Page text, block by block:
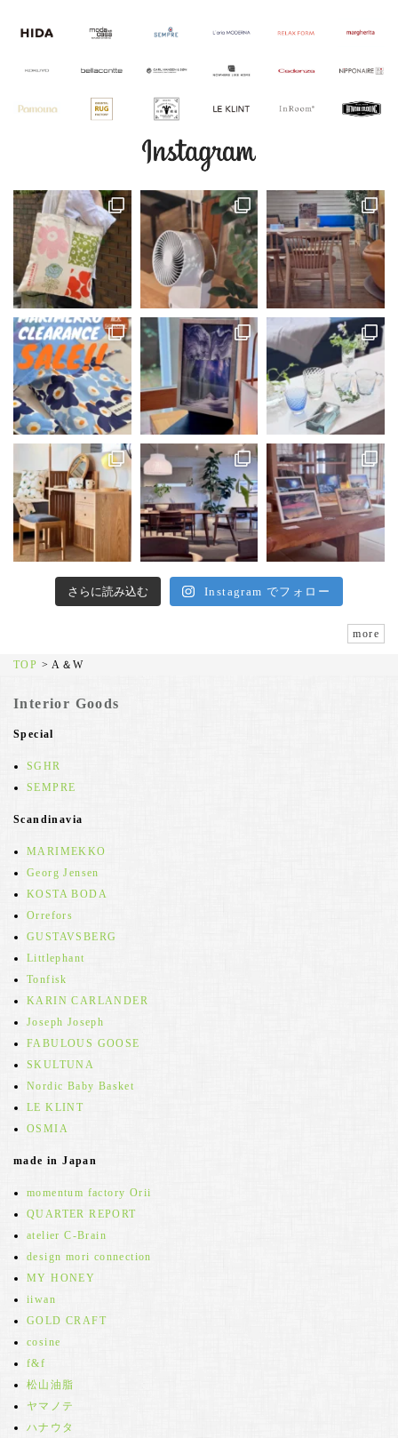
さらに読み込む Instagram でフォロー
more
TOP >A＆W
Interior Goods
Special
SGHR
SEMPRE
Scandinavia
MARIMEKKO
Georg Jensen
KOSTA BODA
Orrefors
GUSTAVSBERG
Littlephant
Tonfisk
KARIN CARLANDER
Joseph Joseph
FABULOUS GOOSE
SKULTUNA
Nordic Baby Basket
LE KLINT
OSMIA
made in Japan
momentum factory Orii
QUARTER REPORT
atelier C-Brain
design mori connection
MY HONEY
iiwan
GOLD CRAFT
cosine
f&f
松山油脂
ヤマノテ
ハナウタ